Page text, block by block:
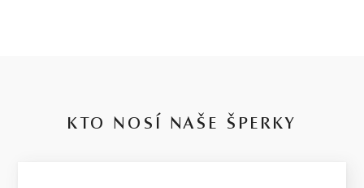
KTO NOSÍ NAŠE ŠPERKY